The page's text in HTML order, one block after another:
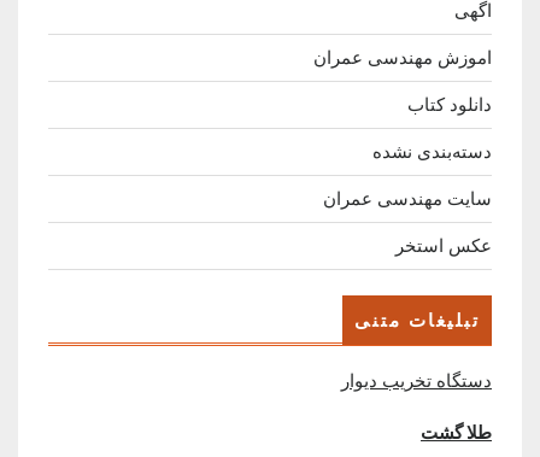
اگهی
اموزش مهندسی عمران
دانلود کتاب
دسته‌بندی نشده
سایت مهندسی عمران
عکس استخر
تبلیغات متنی
دستگاه تخریب دیوار
طلا گشت